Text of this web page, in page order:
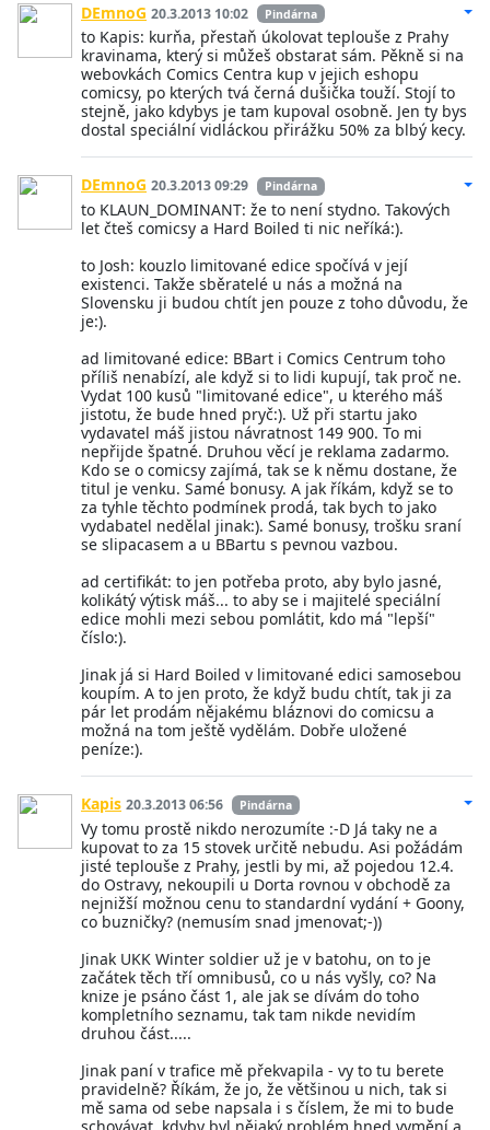
DEmnoG 20.3.2013 10:02 Pindárna
to Kapis: kurňa, přestaň úkolovat teplouše z Prahy
kravinama, který si můžeš obstarat sám. Pěkně si na
webovkách Comics Centra kup v jejich eshopu
comicsy, po kterých tvá černá dušička touží. Stojí to
stejně, jako kdybys je tam kupoval osobně. Jen ty bys
dostal speciální vidláckou přirážku 50% za blbý kecy.
DEmnoG 20.3.2013 09:29 Pindárna
to KLAUN_DOMINANT: že to není stydno. Takových
let čteš comicsy a Hard Boiled ti nic neříká:).
to Josh: kouzlo limitované edice spočívá v její
existenci. Takže sběratelé u nás a možná na
Slovensku ji budou chtít jen pouze z toho důvodu, že
je:).
ad limitované edice: BBart i Comics Centrum toho
příliš nenabízí, ale když si to lidi kupují, tak proč ne.
Vydat 100 kusů "limitované edice", u kterého máš
jistotu, že bude hned pryč:). Už při startu jako
vydavatel máš jistou návratnost 149 900. To mi
nepřijde špatné. Druhou věcí je reklama zadarmo.
Kdo se o comicsy zajímá, tak se k němu dostane, že
titul je venku. Samé bonusy. A jak říkám, když se to
za tyhle těchto podmínek prodá, tak bych to jako
vydabatel nedělal jinak:). Samé bonusy, trošku sraní
se slipacasem a u BBartu s pevnou vazbou.
ad certifikát: to jen potřeba proto, aby bylo jasné,
kolikátý výtisk máš... to aby se i majitelé speciální
edice mohli mezi sebou pomlátit, kdo má "lepší"
číslo:).
Jinak já si Hard Boiled v limitované edici samosebou
koupím. A to jen proto, že když budu chtít, tak ji za
pár let prodám nějakému bláznovi do comicsu a
možná na tom ještě vydělám. Dobře uložené
peníze:).
Kapis 20.3.2013 06:56 Pindárna
Vy tomu prostě nikdo nerozumíte :-D Já taky ne a
kupovat to za 15 stovek určitě nebudu. Asi požádám
jisté teplouše z Prahy, jestli by mi, až pojedou 12.4.
do Ostravy, nekoupili u Dorta rovnou v obchodě za
nejnižší možnou cenu to standardní vydání + Goony,
co buzničky? (nemusím snad jmenovat;-))
Jinak UKK Winter soldier už je v batohu, on to je
začátek těch tří omnibusů, co u nás vyšly, co? Na
knize je psáno část 1, ale jak se dívám do toho
kompletního seznamu, tak tam nikde nevidím
druhou část.....
Jinak paní v trafice mě překvapila - vy to tu berete
pravidelně? Říkám, že jo, že většinou u nich, tak si
mě sama od sebe napsala i s číslem, že mi to bude